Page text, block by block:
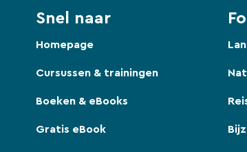
Snel naar
Homepage
Cursussen & trainingen
Boeken & eBooks
Gratis eBook